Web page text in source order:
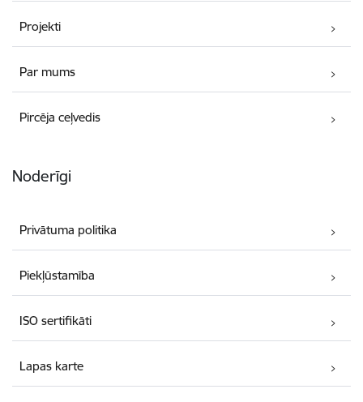
Projekti
Par mums
Pircēja ceļvedis
Noderīgi
Privātuma politika
Piekļūstamība
ISO sertifikāti
Lapas karte